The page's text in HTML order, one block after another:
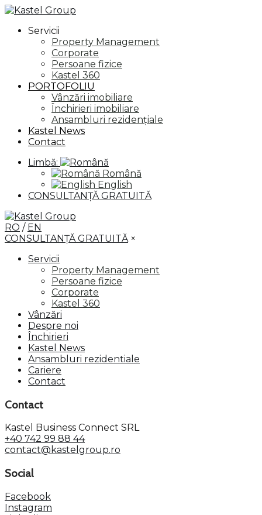
Servicii
Property Management
Corporate
Persoane fizice
Kastel 360
PORTOFOLIU
Vânzări imobiliare
Închirieri imobiliare
Ansambluri rezidențiale
Kastel News
Contact
Limbă:
Română
English
CONSULTANȚĂ GRATUITĂ
RO / EN
CONSULTANȚĂ GRATUITĂ ×
Servicii
Property Management
Persoane fizice
Corporate
Kastel 360
Vânzări
Despre noi
Închirieri
Kastel News
Ansambluri rezidentiale
Cariere
Contact
Contact
Kastel Business Connect SRL
+40 742 99 88 44
contact@kastelgroup.ro
Social
Facebook
Instagram